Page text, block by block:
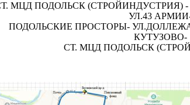
МЦД ПОДОЛЬСК (СТРОЙИНДУСТРИЯ)
УЛ.43
ПОДОЛЬСКИЕ ПРОСТОРЫ-
КУТУЗОВО-
СТ. МЦД ПОДОЛЬСК